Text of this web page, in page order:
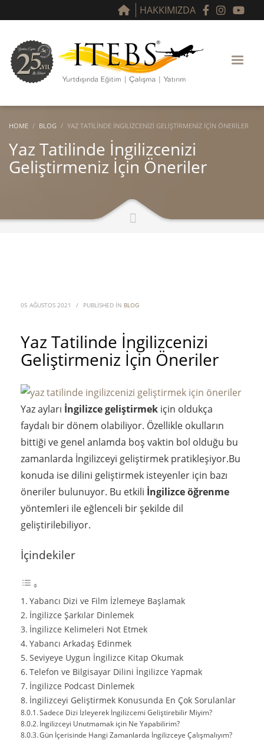
HAKKIMIZDA
HOME BLOG YAZ TATILINDE İNGILIZCENIZI GELIŞTIRMENIZ İÇIN ÖNERILER
Yaz Tatilinde İngilizcenizi
Geliştirmeniz İçin Öneriler
05 AĞUSTOS 2021 / PUBLISHED IN BLOG
Yaz Tatilinde İngilizcenizi
Geliştirmeniz İçin Öneriler
Yaz ayları İngilizce geliştirmek için oldukça
faydalı bir dönem olabiliyor. Özellikle okulların
bittiği ve genel anlamda boş vaktin bol olduğu bu
zamanlarda İngilizceyi geliştirmek pratikleşiyor.Bu
konuda ise dilini geliştirmek isteyenler için bazı
öneriler bulunuyor. Bu etkili İngilizce öğrenme
yöntemleri ile eğlenceli bir şekilde dil
geliştirilebiliyor.
İçindekiler
Yabancı Dizi ve Film İzlemeye Başlamak
İngilizce Şarkılar Dinlemek
İngilizce Kelimeleri Not Etmek
Yabancı Arkadaş Edinmek
Seviyeye Uygun İngilizce Kitap Okumak
Telefon ve Bilgisayar Dilini İngilizce Yapmak
İngilizce Podcast Dinlemek
İngilizceyi Geliştirmek Konusunda En Çok Sorulanlar
Sadece Dizi İzleyerek İngilizcemi Geliştirebilir Miyim?
İngilizceyi Unutmamak için Ne Yapabilirim?
Gün İçerisinde Hangi Zamanlarda İngilizceye Çalışmalıyım?